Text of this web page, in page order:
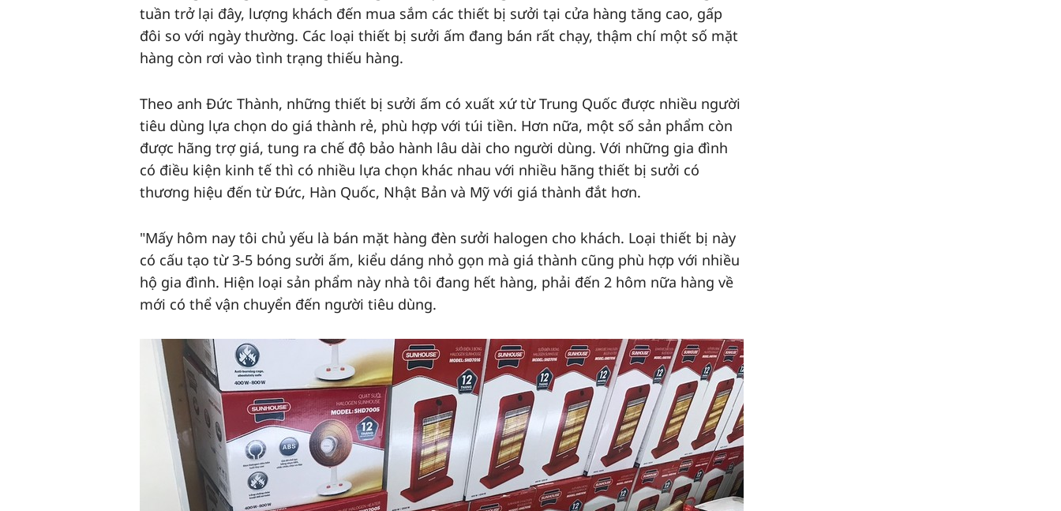
tuần trở lại đây, lượng khách đến mua sắm các thiết bị sưởi tại cửa hàng tăng cao, gấp
đôi so với ngày thường. Các loại thiết bị sưởi ấm đang bán rất chạy, thậm chí một số mặt
hàng còn rơi vào tình trạng thiếu hàng.
Theo anh Đức Thành, những thiết bị sưởi ấm có xuất xứ từ Trung Quốc được nhiều người
tiêu dùng lựa chọn do giá thành rẻ, phù hợp với túi tiền. Hơn nữa, một số sản phẩm còn
được hãng trợ giá, tung ra chế độ bảo hành lâu dài cho người dùng. Với những gia đình
có điều kiện kinh tế thì có nhiều lựa chọn khác nhau với nhiều hãng thiết bị sưởi có
thương hiệu đến từ Đức, Hàn Quốc, Nhật Bản và Mỹ với giá thành đắt hơn.
"Mấy hôm nay tôi chủ yếu là bán mặt hàng đèn sưởi halogen cho khách. Loại thiết bị này
có cấu tạo từ 3-5 bóng sưởi ấm, kiểu dáng nhỏ gọn mà giá thành cũng phù hợp với nhiều
hộ gia đình. Hiện loại sản phẩm này nhà tôi đang hết hàng, phải đến 2 hôm nữa hàng về
mới có thể vận chuyển đến người tiêu dùng.